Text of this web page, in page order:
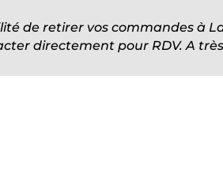
de retirer vos commandes à
directement pour RDV. A